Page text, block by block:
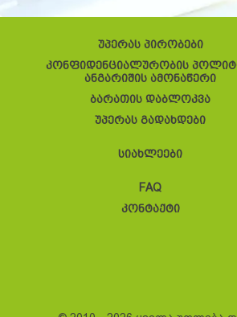
უპერას პირობები
კონფიდენციალურობის
ანგარიშის ამონაწერი
ბარათის დაბლოკვა
უპერას გადახდები
სიახლეები
FAQ
კონტაქტი